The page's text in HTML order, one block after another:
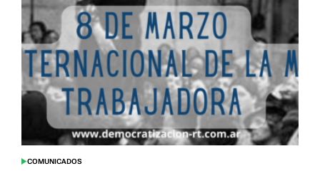
POSTED
COMUNICADOS